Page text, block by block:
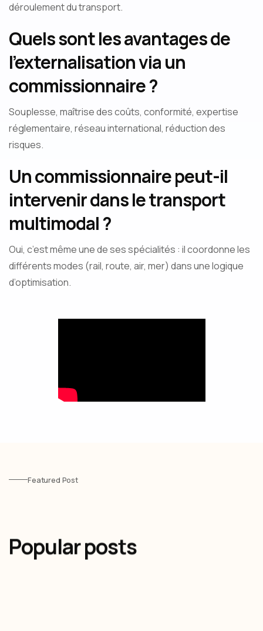
déroulement du transport.
Quels sont les avantages de
l’externalisation via un
commissionnaire ?
Souplesse, maîtrise des coûts, conformité, expertise
réglementaire, réseau international, réduction des
risques.
Un commissionnaire peut-il
intervenir dans le transport
multimodal ?
Oui, c’est même une de ses spécialités : il coordonne les
différents modes (rail, route, air, mer) dans une logique
d’optimisation.
Featured Post
Popular posts